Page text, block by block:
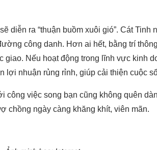
diễn ra “thuận buồm xuôi gió”. Cát Tinh
công danh. Hơn ai hết, bằng trí
giao. Nếu hoạt động trong lĩnh vực kinh
lợi nhuận rủng rỉnh, giúp cải thiện cuộc
công việc song bạn cũng không quên
chồng ngày càng khăng khít, viên mãn.